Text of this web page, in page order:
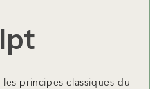
principes classiques du